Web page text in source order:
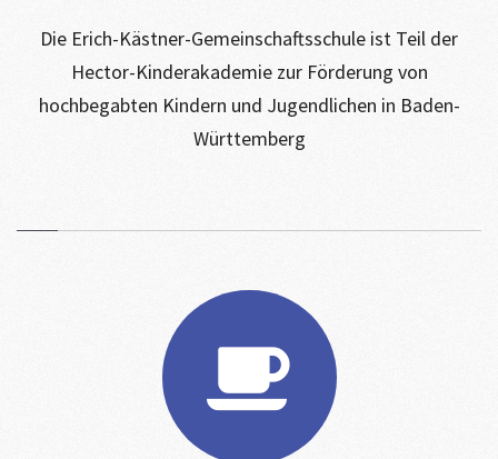
Die Erich-Kästner-Gemeinschaftsschule ist Teil der
Hector-Kinderakademie zur Förderung von
hochbegabten Kindern und Jugendlichen in Baden-
Württemberg